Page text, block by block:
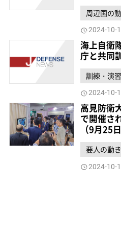
周辺国の
2024-10-
海上自衛
庁と共同
訓練・演習
2024-10-
高見防衛
で開催さ
（9月25
要人の動き
2024-10-